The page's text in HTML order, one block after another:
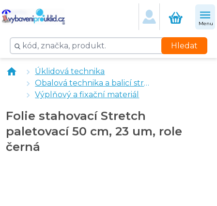
Menu
Hledat
Samolepicí etikety 100 x 150 mm, 500 ks
Folie stahovací Stretch paletovací 50 cm, 23 um, návin
Folie stahovací Stretch fixační 10 cm, 20 um, 150m
Úklidová technika
Obalová technika a balicí stroje
Výplňový a fixační materiál
Folie stahovací Stretch
paletovací 50 cm, 23 um, role
černá